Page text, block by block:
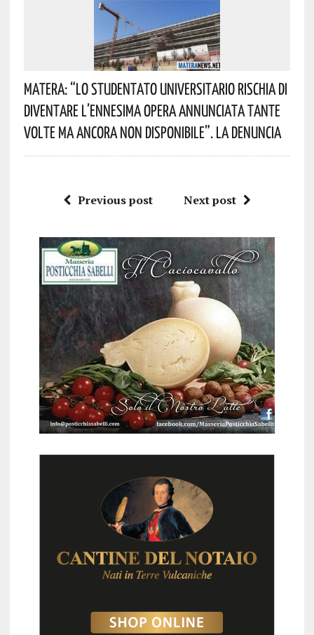
Matera: “Lo Studentato Universitario Rischia Di
Diventare L’ennesima Opera Annunciata Tante
Volte Ma Ancora Non Disponibile”. La Denuncia
Previous post Next post